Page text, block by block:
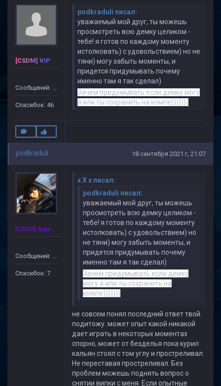
[CSDM] VIP
Сообщений: 499
Спасибок: 46
podkraduli писал:
уважаемый мой друг, ты можешь
просмотреть всю демку целиком -
тебе! я готов по каждому моменту
истолковать) с удовольствием) но не
тяни) могу забыть моменты, и
придется придумывать почему
именно там я так сделал)
Зачем придумывать если демку могу
я или ты сохранить на компе)))))))
podkraduli 18 сентября 2021 г, 21:07
[CSDM] Администратор
Сообщений: 172
Спасибок: 7
x X x писал:
podkraduli писал:
уважаемый мой друг, ты можешь
просмотреть всю демку целиком -
тебе! я готов по каждому моменту
истолковать) с удовольствием) но
не тяни) могу забыть моменты, и
придется придумывать почему
именно там я так сделал)
Зачем придумывать если демку
могу я или ты сохранить на
компе)))))))
не совсем понял последний ответ твой.
подитожу. может опыт какой никакой
дает играть в некоторых моментах
спорно, может от безделья пока курил
кальян стоял с том углу и простреливал.
Не переставая простреливал. Без
проблем можешь поднять вопрос о
снятии випки с меня. Если опытные